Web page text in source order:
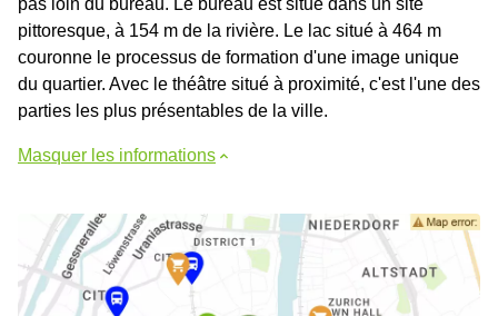
pittoresque, à 154 m de la rivière. Le lac situé à 464 m
couronne le processus de formation d'une image unique
du quartier. Avec le théâtre situé à proximité, c'est l'une des
parties les plus présentables de la ville.
Masquer les informations